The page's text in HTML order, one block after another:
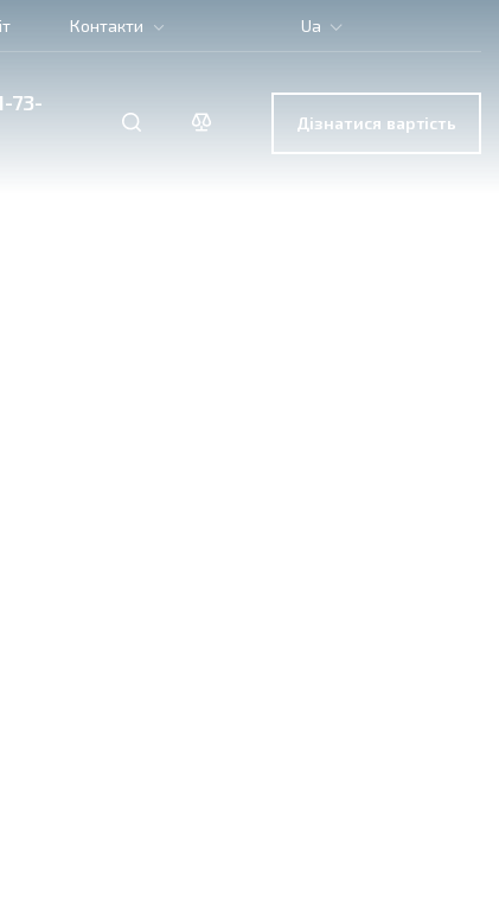
Контакти Ua
73-
Дізнатися вартість